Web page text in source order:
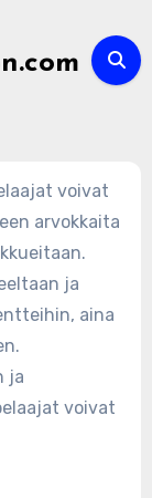
voivat
arvokkaita
ja
aina
ja
voivat